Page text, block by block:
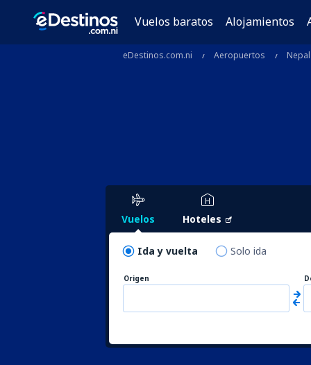
Vuelos baratos Alojamientos
eDestinos.com.ni Aeropuertos Nepal
Vuelos Hoteles
Ida y vuelta Solo ida
Origen